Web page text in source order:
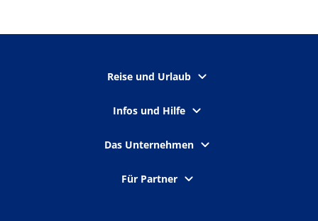
Reise und Urlaub
Infos und Hilfe
Das Unternehmen
Für Partner